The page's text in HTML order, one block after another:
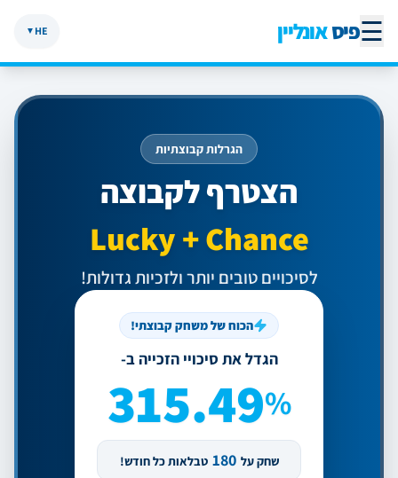
☰פיסאונליין HE
▼
הגרלות קבוצתיות
הצטרף לקבוצה
Lucky + Chance
לסיכויים טובים יותר ולזכיות גדולות!
הכוח של משחק קבוצתי!
הגדל את סיכויי הזכייה ב-
315.49%
שחק על 180 טבלאות כל חודש!